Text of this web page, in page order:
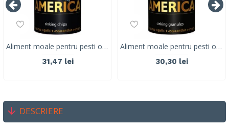
Aliment moale pentru pesti omnivori și carnivori din America de Nord și de Sud TROPICAL SOFT LINE, marime L ,250ML/130G
31,47 lei
Aliment moale pentru pesti omnivori și carnivori din America de Nord și de Sud TROPICAL SOFT LINE, marime M, 250ML/150G
30,30 lei
DESCRIERE